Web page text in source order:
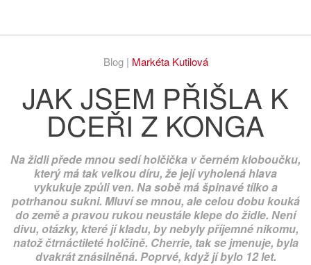
Blog | Markéta Kutilová
JAK JSEM PŘIŠLA K
DCEŘI Z KONGA
Na židli přede mnou sedí holčička v černém kloboučku,
který má tak velkou díru, že její vyholená hlava
vykukuje způli ven. Na sobě má špinavé tílko a
potrhanou sukni. Mluví se mnou, ale celou dobu kouká
do země a pravou rukou neustále klepe do židle. Není
divu, otázky, které jí kladu, by nebyly příjemné nikomu,
natož čtrnáctileté holčině. Cherrie, tak se jmenuje, byla
dvakrát znásilněná. Poprvé, když jí bylo 12 let.